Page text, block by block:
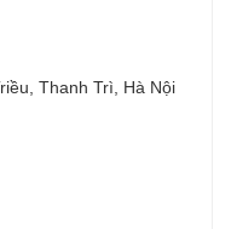
Thanh Trì, Hà Nội